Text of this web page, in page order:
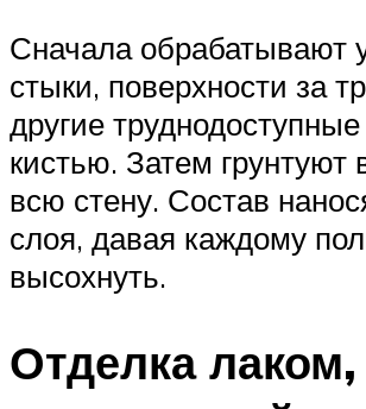
Сначала обрабатывают
стыки, поверхности за
другие
кистью. Затем грунтуют
всю стену. Состав
слоя, давая каждому
высохнуть.
Отделка лаком,